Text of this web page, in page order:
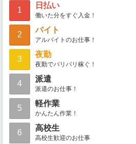
1
日払い
働いた分をすぐ入金！
2
バイト
アルバイトのお仕事！
3
夜勤
夜勤でバリバリ稼ぐ！
4
派遣
派遣のお仕事！
5
軽作業
かんたん作業！
6
高校生
高校生歓迎のお仕事